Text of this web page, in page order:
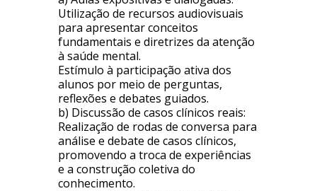
Utilização de recursos audiovisuais
para apresentar conceitos
fundamentais e diretrizes da atenção
à saúde mental.
Estímulo à participação ativa dos
alunos por meio de perguntas,
reflexões e debates guiados.
b) Discussão de casos clínicos reais:
Realização de rodas de conversa para
análise e debate de casos clínicos,
promovendo a troca de experiências
e a construção coletiva do
conhecimento.